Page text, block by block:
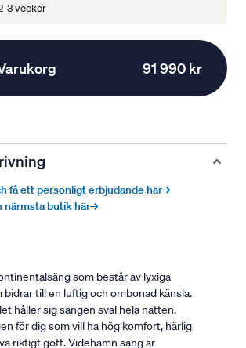
3 veckor
91 990 kr
få ett personligt erbjudande här→
närmsta butik här→
som består av lyxiga
till en luftig och ombonad känsla.
håller sig sängen sval hela natten.
för dig som vill ha hög komfort, härlig
riktigt gott. Videhamn säng är